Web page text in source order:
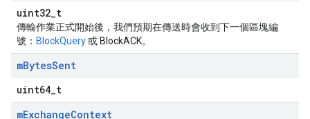
uint32_t
傳輸作業正式開始後，我們預期在傳送時會收到下一個區塊編
號： BlockQuery或 BlockACK。
mBytesSent
uint64_t
mExchangeContext